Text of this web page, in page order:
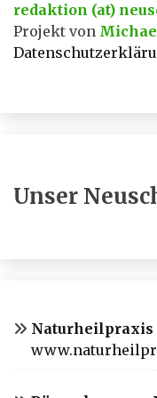
redaktion (at)
Projekt von
Unser
Naturheilpraxis